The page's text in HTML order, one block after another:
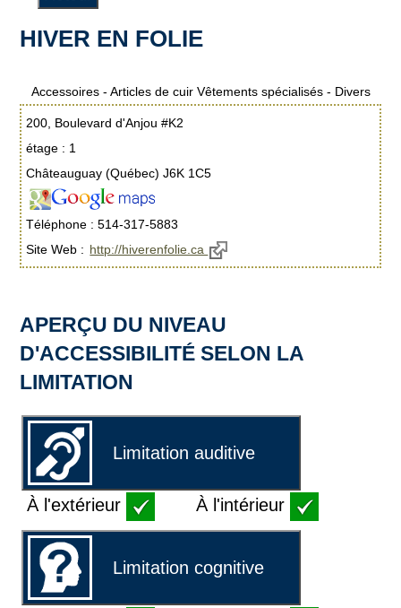
HIVER EN FOLIE
Accessoires - Articles de cuir Vêtements spécialisés - Divers
200, Boulevard d'Anjou #K2
étage : 1
Châteauguay (Québec) J6K 1C5
Téléphone : 514-317-5883
Site Web : http://hiverenfolie.ca
APERÇU DU NIVEAU
D'ACCESSIBILITÉ SELON LA
LIMITATION
Limitation auditive
À l'extérieur À l'intérieur
Limitation cognitive